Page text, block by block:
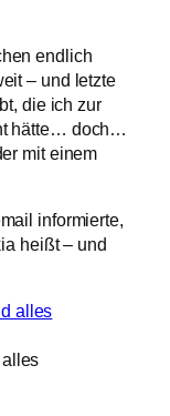
endlich
– und letzte
die ich zur
hätte… doch…
mit einem
informierte,
heißt – und